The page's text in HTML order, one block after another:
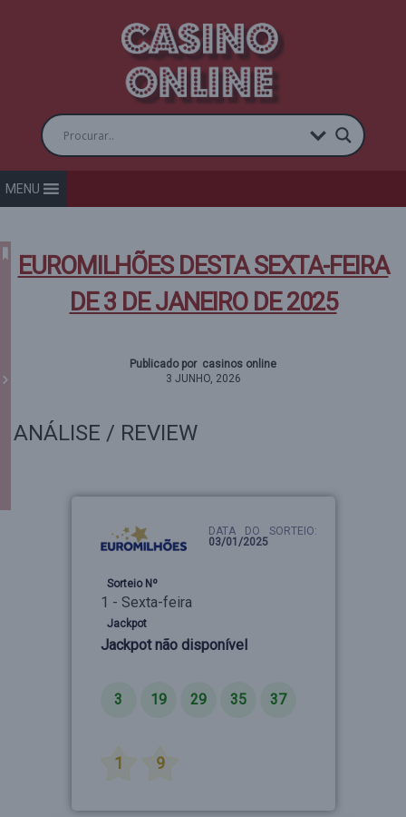
MENU
EUROMILHÕES DESTA SEXTA-FEIRA
DE 3 DE JANEIRO DE 2025
Publicado por casinos online
3 JUNHO, 2026
ANÁLISE / REVIEW
DATA DO SORTEIO:
03/01/2025
Sorteio Nº
1 - Sexta-feira
Jackpot
Jackpot não disponível
3 19 29 35 37
1 9